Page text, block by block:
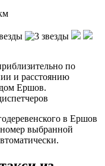
по
и расстоянию
Ершов.
в Ершов
выбранной